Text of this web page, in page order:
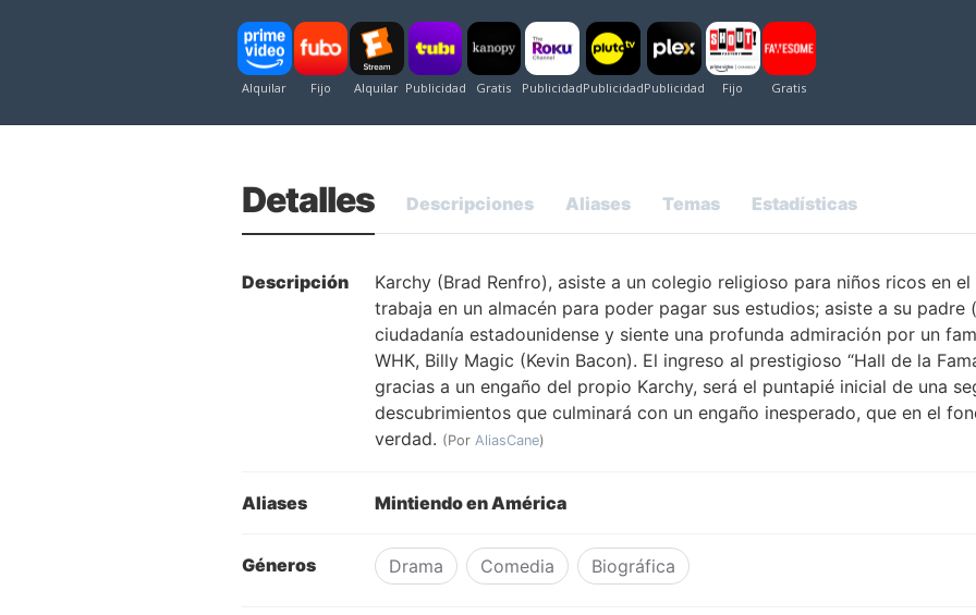
Detalles Descripciones Aliases Temas Estadísticas
Descripción
Karchy (Brad Renfro), asiste a un colegio religioso para niños ricos en
trabaja en un almacén para poder pagar sus estudios; asiste a su padre
ciudadanía estadounidense y siente una profunda admiración por un
WHK, Billy Magic (Kevin Bacon). El ingreso al prestigioso “Hall de la
gracias a un engaño del propio Karchy, será el puntapié inicial de una
descubrimientos que culminará con un engaño inesperado, que en el
verdad. (Por AliasCane)
Aliases Mintiendo en América
Géneros Drama Comedia Biográfica